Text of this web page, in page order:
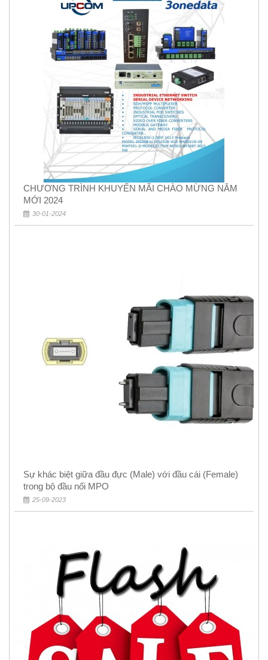
CHƯƠNG TRÌNH KHUYẾN MÃI CHÀO MỪNG NĂM
MỚI 2024
30-01-2024
Sự khác biệt giữa đầu đực (Male) với đầu cái (Female)
trong bộ đầu nối MPO
25-09-2023